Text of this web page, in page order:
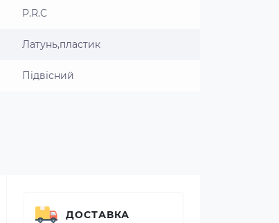
P.R.C
Латунь,пластик
Підвісний
ДОСТАВКА